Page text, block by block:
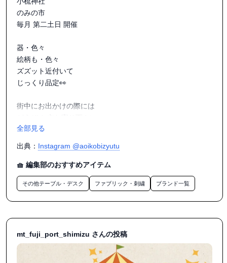
のみの市
毎月 第二土日 開催
器・色々
絵柄も・色々
ズズット近付いて
じっくり品定👀
街中にお出かけの際には
宜しくどうぞ
ごひいきに
#静岡parco前
#静岡駅前 #静岡紺屋町
全部見る
出典： Instagram @aoikobizyutu
🧺 編集部のおすすめアイテム
その他テーブル・デスク ファブリック・刺繍 ブランド一覧
mt_fuji_port_shimizu さんの投稿